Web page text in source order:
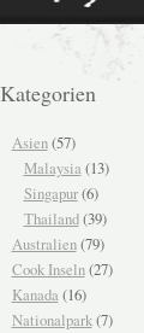
Kategorien
Asien(57)
Malaysia(13)
Singapur(6)
Thailand(39)
Australien(79)
Cook Inseln(27)
Kanada(16)
Nationalpark(7)